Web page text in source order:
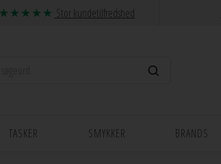
Stor kundetilfredshed
TASKER SMYKKER BRANDS